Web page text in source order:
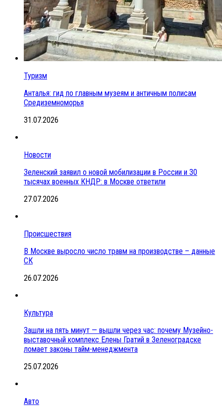
Туризм
Анталья: гид по главным музеям и античным полисам
Средиземноморья
31.07.2026
Новости
Зеленский заявил о новой мобилизации в России и 30
тысячах военных КНДР: в Москве ответили
27.07.2026
Происшествия
В Москве выросло число травм на производстве – данные
СК
26.07.2026
Культура
Зашли на пять минут — вышли через час: почему Музейно-
выставочный комплекс Елены Гратий в Зеленоградске
ломает законы тайм-менеджмента
25.07.2026
Авто